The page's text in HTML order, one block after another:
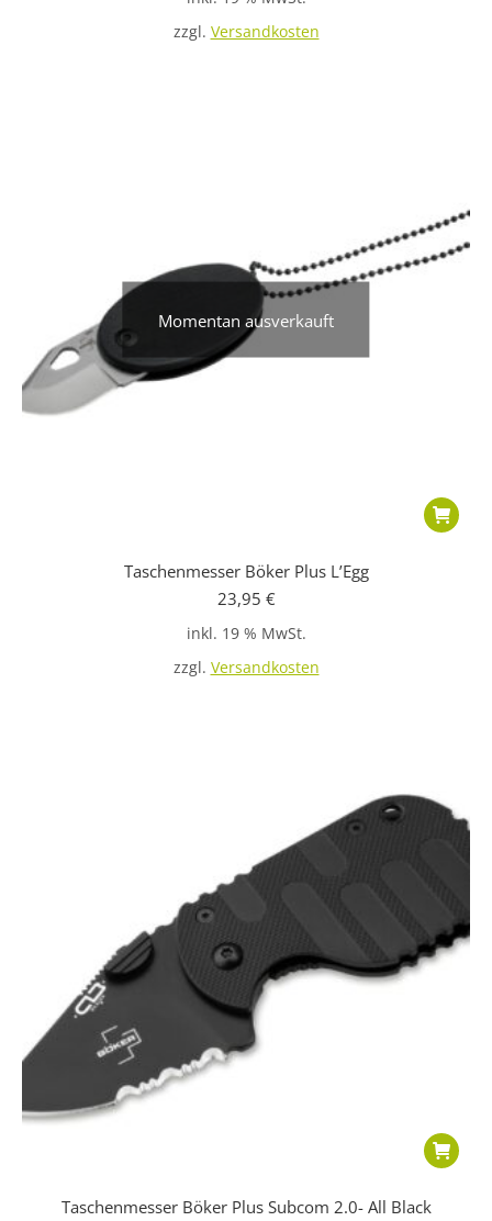
zzgl. Versandkosten
Momentan ausverkauft
Taschenmesser Böker Plus L’Egg
23,95 €
inkl. 19 % MwSt.
zzgl. Versandkosten
Taschenmesser Böker Plus Subcom 2.0- All Black